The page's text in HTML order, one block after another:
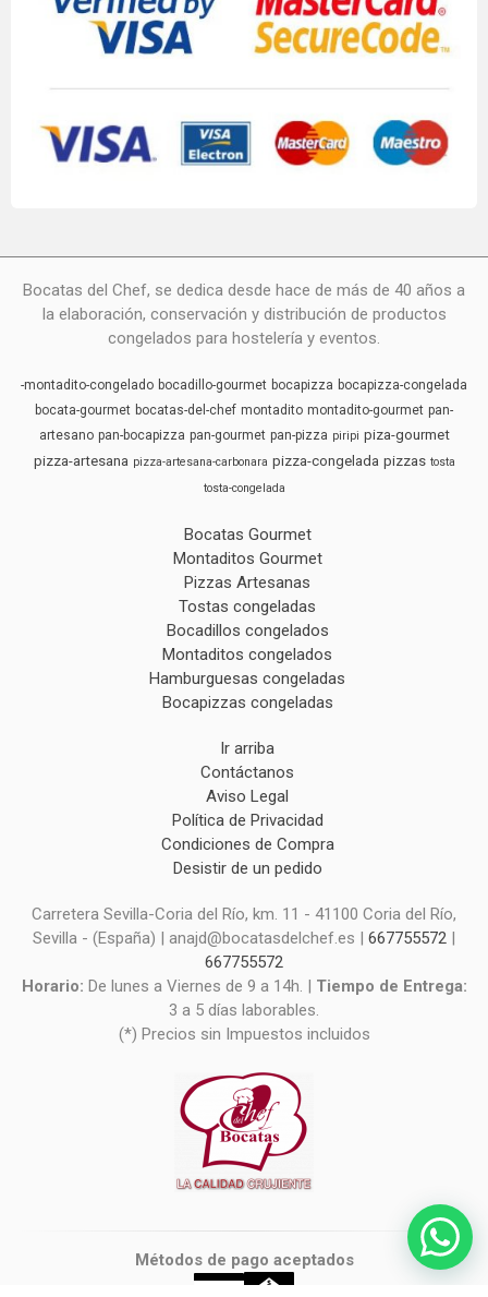
Bocatas del Chef, se dedica desde hace de más de 40 años a
la elaboración, conservación y distribución de productos
congelados para hostelería y eventos.
-montadito-congelado bocadillo-gourmet bocapizza bocapizza-congelada
bocata-gourmet bocatas-del-chef montadito montadito-gourmet pan-
artesano pan-bocapizza pan-gourmet pan-pizza piripi piza-gourmet
pizza-artesana pizza-artesana-carbonara pizza-congelada pizzas tosta
tosta-congelada
Bocatas Gourmet
Montaditos Gourmet
Pizzas Artesanas
Tostas congeladas
Bocadillos congelados
Montaditos congelados
Hamburguesas congeladas
Bocapizzas congeladas
Ir arriba
Contáctanos
Aviso Legal
Política de Privacidad
Condiciones de Compra
Desistir de un pedido
Carretera Sevilla-Coria del Río, km. 11 - 41100 Coria del Río,
Sevilla - (España) | anajd@bocatasdelchef.es | 667755572 |
667755572
Horario: De lunes a Viernes de 9 a 14h. | Tiempo de Entrega:
3 a 5 días laborables.
(*) Precios sin Impuestos incluidos
Métodos de pago aceptados